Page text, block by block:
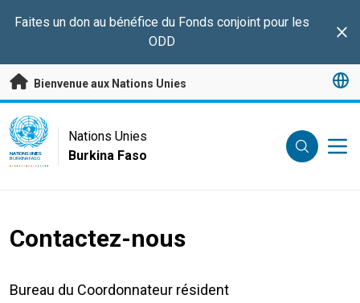
Faites un don au bénéfice du Fonds conjoint pour les
ODD
Bienvenue aux Nations Unies
UN Logo
NATIONS UNIES
BURKINA FASO
Nations Unies
Burkina Faso
Contactez-nous
Bureau du Coordonnateur résident